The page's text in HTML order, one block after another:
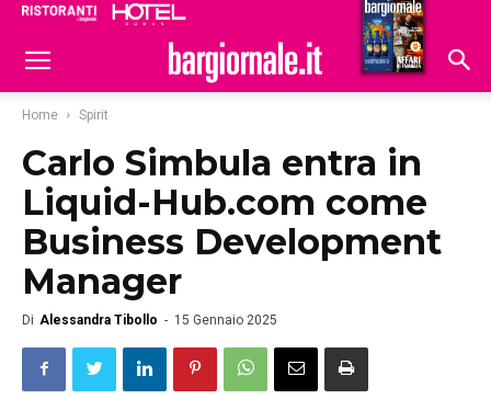
Hoteldomani
Home Spirit
Carlo Simbula entra in
Liquid-Hub.com come
Business Development
Manager
Di Alessandra Tibollo - 15 Gennaio 2025